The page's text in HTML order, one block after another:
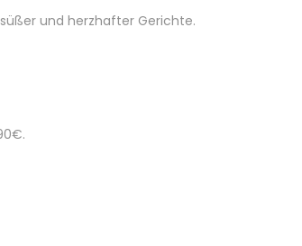
und herzhafter Gerichte.